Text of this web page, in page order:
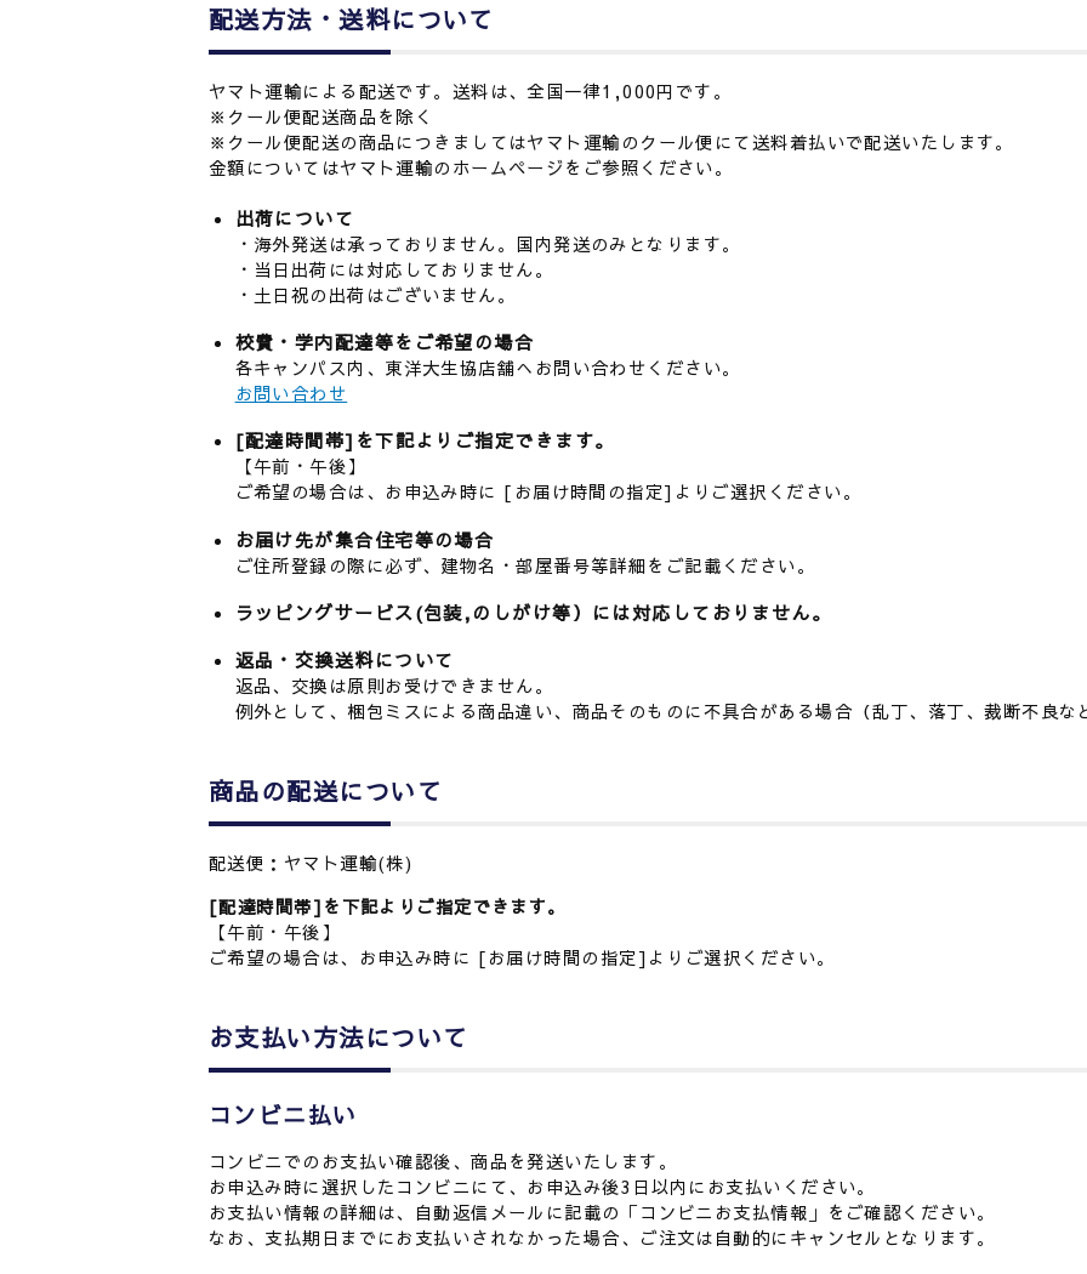
配送方法・送料について
ヤマト運輸による配送です。送料は、全国一律1,000円です。
※クール便配送商品を除く
※クール便配送の商品につきましてはヤマト運輸のクール便にて送料着払いで配送いたします。
金額についてはヤマト運輸のホームページをご参照ください。
出荷について
・海外発送は承っておりません。国内発送のみとなります。
・当日出荷には対応しておりません。
・土日祝の出荷はございません。
校費・学内配達等をご希望の場合
各キャンパス内、東洋大生協店舗へお問い合わせください。
お問い合わせ
[配達時間帯]を下記よりご指定できます。
【午前・午後】
ご希望の場合は、お申込み時に [お届け時間の指定]よりご選択ください。
お届け先が集合住宅等の場合
ご住所登録の際に必ず、建物名・部屋番号等詳細をご記載ください。
ラッピングサービス(包装,のしがけ等）には対応しておりません。
返品・交換送料について
返品、交換は原則お受けできません。
例外として、梱包ミスによる商品違い、商品そのものに不具合がある場合（乱丁、落丁、裁断不良な
商品の配送について
配送便：ヤマト運輸(株)
[配達時間帯]を下記よりご指定できます。
【午前・午後】
ご希望の場合は、お申込み時に [お届け時間の指定]よりご選択ください。
お支払い方法について
コンビニ払い
コンビニでのお支払い確認後、商品を発送いたします。
お申込み時に選択したコンビニにて、お申込み後3日以内にお支払いください。
お支払い情報の詳細は、自動返信メールに記載の「コンビニお支払情報」をご確認ください。
なお、支払期日までにお支払いされなかった場合、ご注文は自動的にキャンセルとなります。